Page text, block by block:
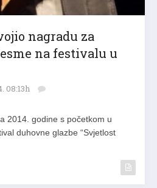
nagradu za
na festivalu u
08:13h
2014. godine s početkom u
duhovne glazbe “Svjetlost